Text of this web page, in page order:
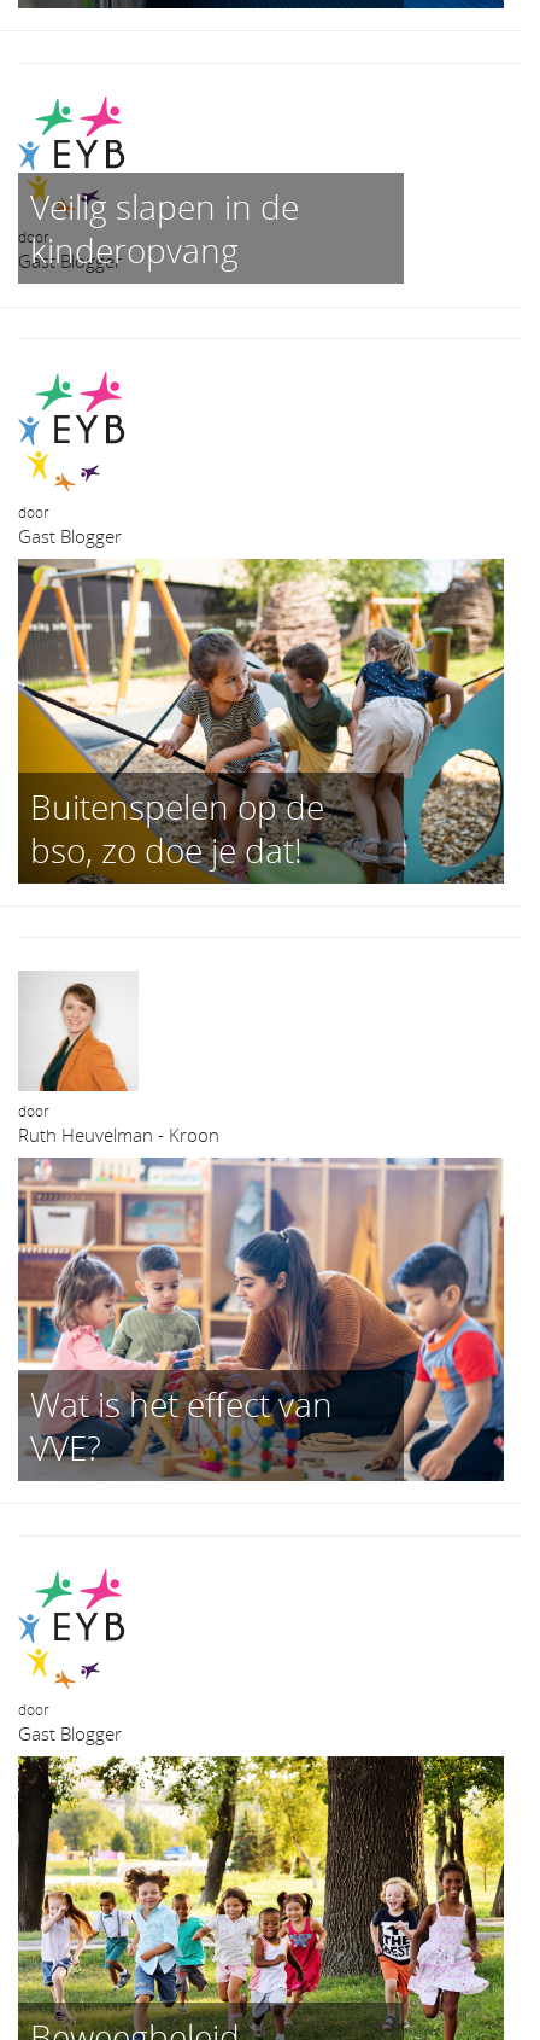
door
Gast Blogger
Veilig slapen in de
kinderopvang
door
Gast Blogger
Buitenspelen op de
bso, zo doe je dat!
door
Ruth Heuvelman - Kroon
Wat is het effect van
VVE?
door
Gast Blogger